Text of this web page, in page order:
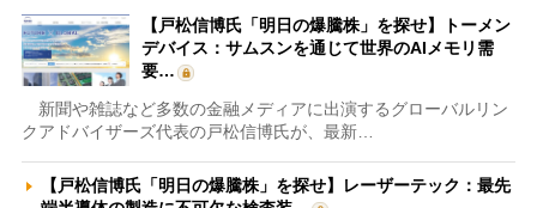
【戸松信博氏「明日の爆騰株」を探せ】トーメン
デバイス：サムスンを通じて世界のAIメモリ需
要…
新聞や雑誌など多数の金融メディアに出演するグローバルリン
クアドバイザーズ代表の戸松信博氏が、最新…
【戸松信博氏「明日の爆騰株」を探せ】レーザーテック：最先